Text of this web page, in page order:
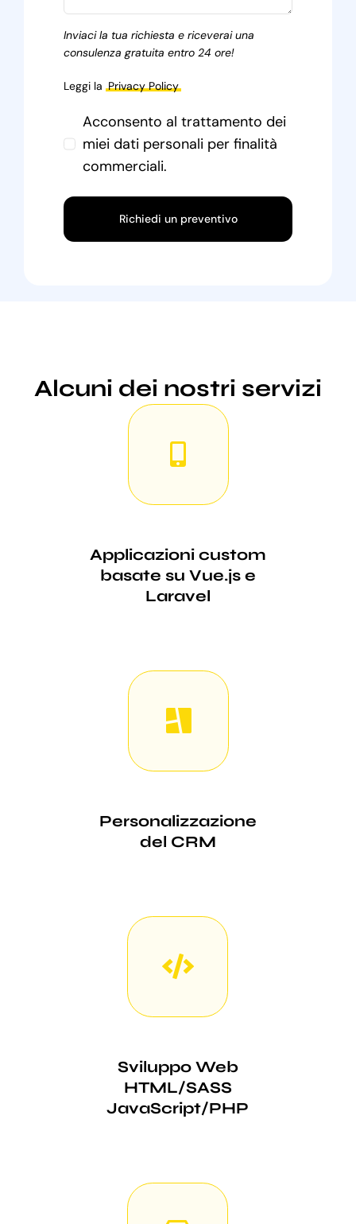
Inviaci la tua richiesta e riceverai una
consulenza gratuita entro 24 ore!
Leggi la Privacy Policy
Acconsento al trattamento dei
miei dati personali per finalità
commerciali.
Richiedi un preventivo
Alcuni dei nostri servizi
Applicazioni custom
basate su Vue.js e
Laravel
Personalizzazione
del CRM
Sviluppo Web
HTML/SASS
JavaScript/PHP